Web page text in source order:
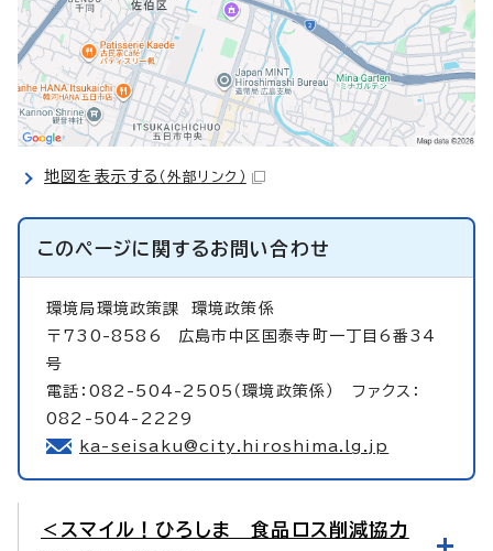
地図を表示する （外部リンク）
このページに関するお問い合わせ
環境局環境政策課 環境政策係
〒730-8586 広島市中区国泰寺町一丁目6番34
号
電話：082-504-2505（環境政策係） ファクス：
082-504-2229
ka-seisaku@city.hiroshima.lg.jp
＜スマイル！ひろしま 食品ロス削減協力